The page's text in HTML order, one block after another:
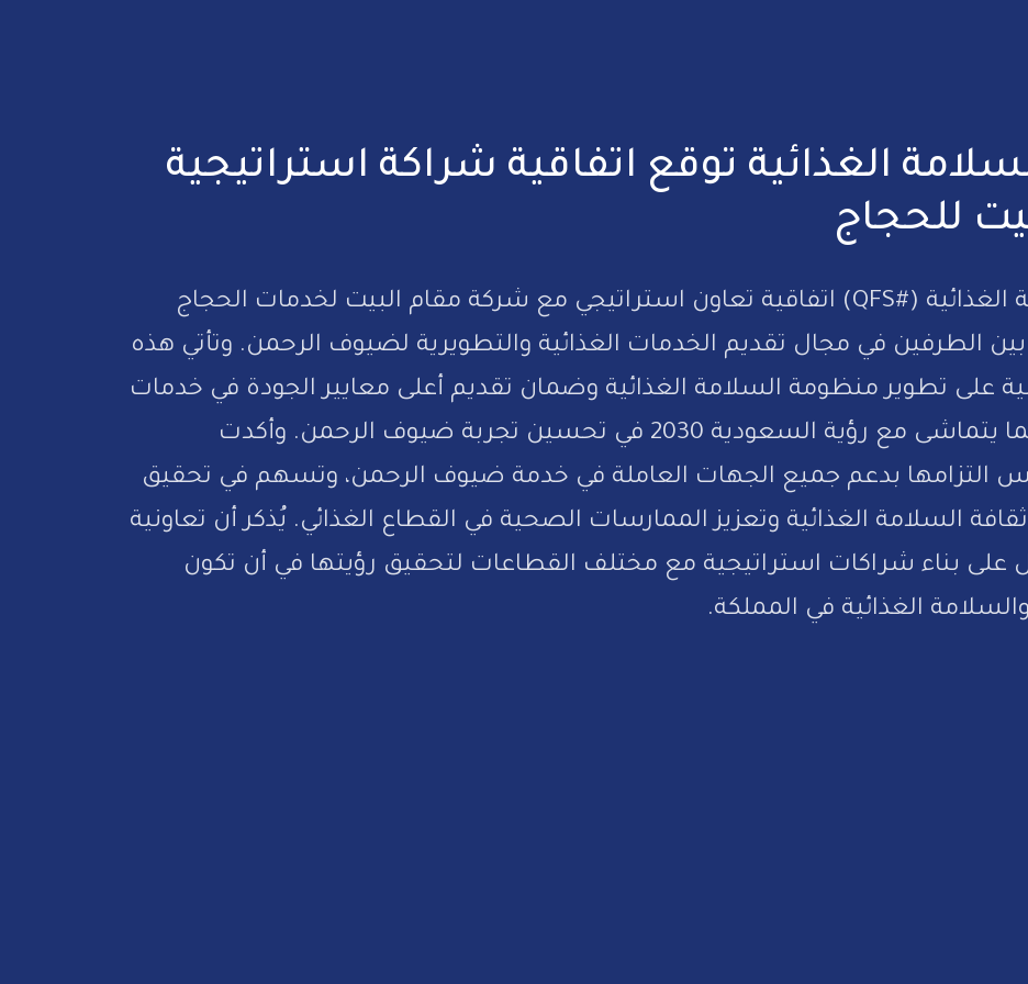
الغذائية توقع اتفاقية شراكة استراتيجية
للحجاج
وقّعت تعاونية الجودة والسلامة الغذائية (#QFS) اتفاقية تعاون استراتيجي مع شركة مقام البيت لخدمات الحجاج
الطرفين في مجال تقديم الخدمات الغذائية والتطويرية لضيوف الرحمن. وتأتي هذه
على تطوير منظومة السلامة الغذائية وضمان تقديم أعلى معايير الجودة في خدمات
الإطعام للحجاج والمعتمرين، بما يتماشى مع رؤية السعودية 2030 في تحسين تجربة ضيوف الرحمن. وأكدت
التزامها بدعم جميع الجهات العاملة في خدمة ضيوف الرحمن، وتسهم في تحقيق
السلامة الغذائية وتعزيز الممارسات الصحية في القطاع الغذائي. يُذكر أن تعاونية
على بناء شراكات استراتيجية مع مختلف القطاعات لتحقيق رؤيتها في أن تكون
الغذائية في المملكة.